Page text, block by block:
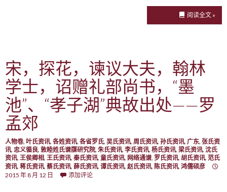
阅读全文 »
宋，探花，谏议大夫，翰林
学士，诏赠礼部尚书，“墨
池”、“孝子湖”典故出处——罗
孟郊
人物卷, 叶氏资讯, 各姓资讯, 各省罗氏, 吴氏资讯, 周氏资讯, 孙氏资讯, 广东, 张氏资
讯, 忠义循良, 敦睦姓氏谱牒研究院, 朱氏资讯, 李氏资讯, 杨氏资讯, 梁氏资讯, 沈氏
资讯, 王侯卿相, 王氏资讯, 秦氏资讯, 童氏资讯, 网络通谱, 罗氏资讯, 胡氏资讯, 范氏
资讯, 蒋氏资讯, 蔡氏资讯, 薛氏资讯, 谭氏资讯, 赵氏资讯, 陈氏资讯, 鸿儒硕彦
2015 年 8 月 12 日
添加评论